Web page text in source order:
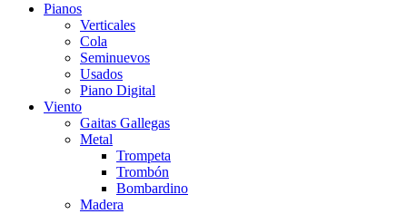
Pianos
Verticales
Cola
Seminuevos
Usados
Piano Digital
Viento
Gaitas Gallegas
Metal
Trompeta
Trombón
Bombardino
Madera